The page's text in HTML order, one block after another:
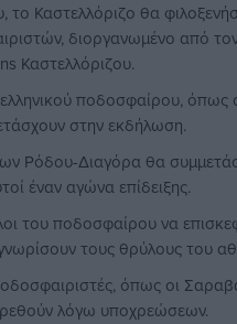
Καστελλόριζο θα
διοργανωμένο από
Καστελλόριζου.
ποδοσφαίρου, όπως
στην εκδήλωση.
Ρόδου-Διαγόρα θα
έναν αγώνα επίδειξης.
του ποδοσφαίρου να
τους θρύλους του
όπως οι
λόγω υποχρεώσεων.